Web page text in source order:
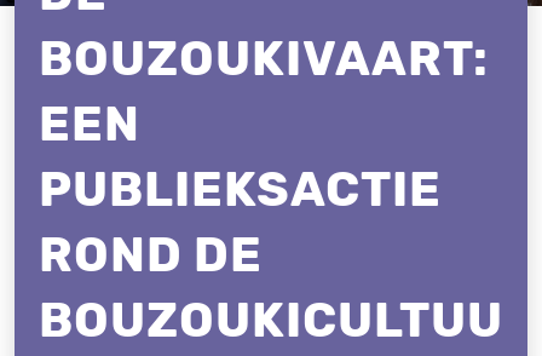
BOUZOUKIVAART:
EEN
PUBLIEKSACTIE
ROND DE
BOUZOUKICULTUU